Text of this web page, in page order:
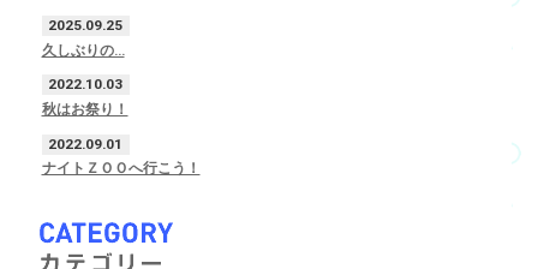
2025.09.25
久しぶりの…
2022.10.03
秋はお祭り！
2022.09.01
ナイトＺＯＯへ行こう！